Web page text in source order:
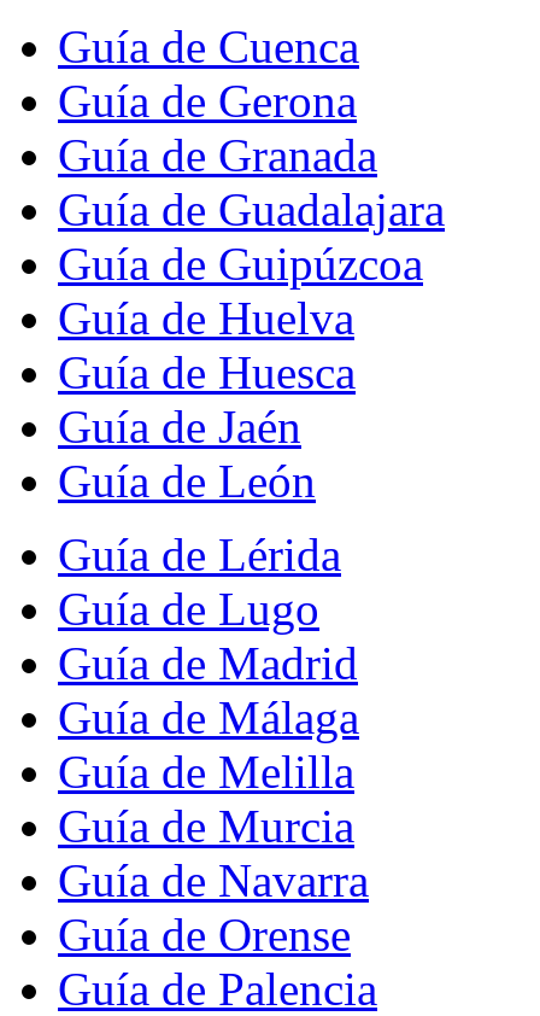
Guía de Cuenca
Guía de Gerona
Guía de Granada
Guía de Guadalajara
Guía de Guipúzcoa
Guía de Huelva
Guía de Huesca
Guía de Jaén
Guía de León
Guía de Lérida
Guía de Lugo
Guía de Madrid
Guía de Málaga
Guía de Melilla
Guía de Murcia
Guía de Navarra
Guía de Orense
Guía de Palencia